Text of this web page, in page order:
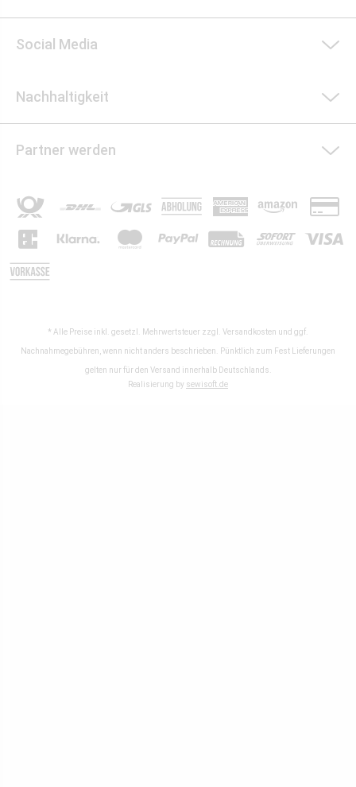
Social Media
Nachhaltigkeit
Partner werden
* Alle Preise inkl. gesetzl. Mehrwertsteuer zzgl. Versandkosten und ggf.
Nachnahmegebühren, wenn nicht anders beschrieben. Pünktlich zum Fest Lieferungen
gelten nur für den Versand innerhalb Deutschlands.
Realisierung by sewisoft.de